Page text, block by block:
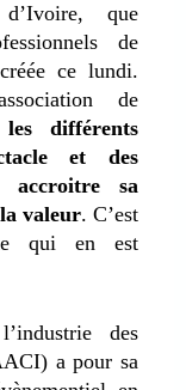
que
de
ce lundi.
de
différents
et des
accroitre sa
valeur. C’est
qui en est
des
a pour sa